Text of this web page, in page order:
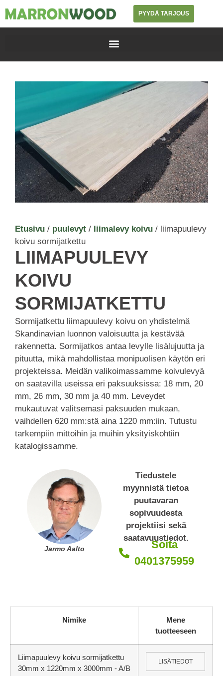
PYYDÄ TARJOUS
Etusivu / puulevyt / liimalevy koivu / liimapuulevy
koivu sormijatkettu
LIIMAPUULEVY
KOIVU
SORMIJATKETTU
Sormijatkettu liimapuulevy koivu on yhdistelmä
Skandinavian luonnon valoisuutta ja kestävää
rakennetta. Sormijatkos antaa levylle lisälujuutta ja
pituutta, mikä mahdollistaa monipuolisen käytön eri
projekteissa. Meidän valikoimassamme koivulevyä
on saatavilla useissa eri paksuuksissa: 18 mm, 20
mm, 26 mm, 30 mm ja 40 mm. Leveydet
mukautuvat valitsemasi paksuuden mukaan,
vaihdellen 620 mm:stä aina 1220 mm:iin. Tutustu
tarkempiin mittoihin ja muihin yksityiskohtiin
katalogissamme.
Jarmo Aalto
Tiedustele
myynnistä tietoa
puutavaran
sopivuudesta
projektiisi sekä
saatavuustiedot.
Soita
0401375959
Nimike
Mene
tuotteeseen
Liimapuulevy koivu sormijatkettu
30mm x 1220mm x 3000mm - A/B
LISÄTIEDOT